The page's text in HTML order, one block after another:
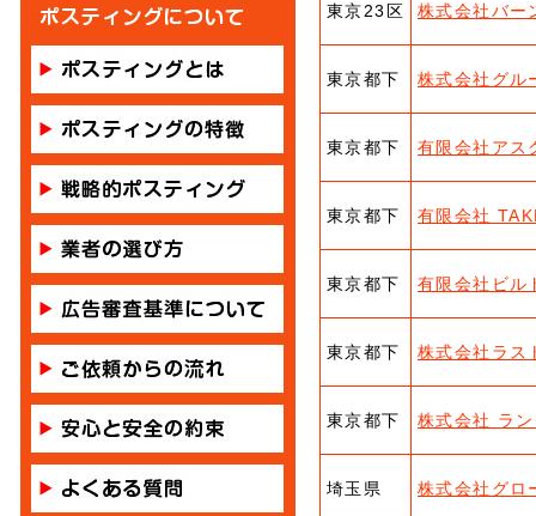
東京23区 株式会社バー
東京都下 株式会社グル
東京都下 有限会社アス
東京都下 有限会社
東京都下 有限会社ビル
東京都下 株式会社ラス
東京都下 株式会社 ラ
埼玉県 株式会社グロ